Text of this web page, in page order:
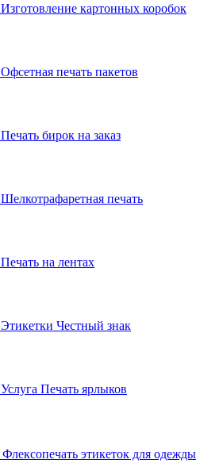
Изготовление картонных коробок
Офсетная печать пакетов
Печать бирок на заказ
Шелкотрафаретная печать
Печать на лентах
Этикетки Честный знак
Услуга Печать ярлыков
Флексопечать этикеток для одежды